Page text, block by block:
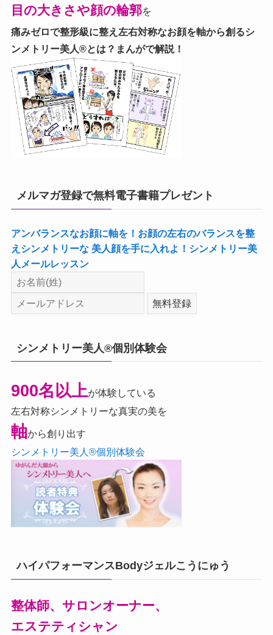
目の大きさや顔の輪郭を
痛みゼロで整形級に整え左右対称なお顔を軸から創るシ
ンメトリー美人®とは？まんがで解説！
メルマガ登録で無料電子書籍プレゼント
アンバランスなお顔に軸を！お顔の左右のバランスを整
えシンメトリーな 美人顔を手に入れよ！シンメトリー美
人メールレッスン
シンメトリー美人®個別体験会
900名以上が体験している
左右対称シンメトリーな真実の美を
軸から創り出す
シンメトリー美人®個別体験会
ハイパフォーマンスBodyジェルこうにゅう
整体師、サロンオーナー、
エステティシャン